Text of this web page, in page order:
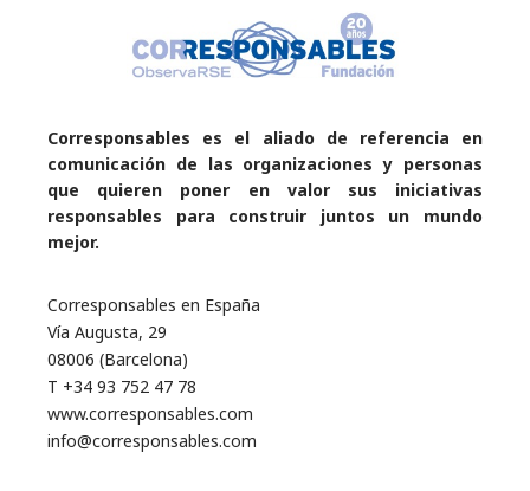
Corresponsables es el aliado de referencia en
comunicación de las organizaciones y personas
que quieren poner en valor sus iniciativas
responsables para construir juntos un mundo
mejor.
Corresponsables en España
Vía Augusta, 29
08006 (Barcelona)
T +34 93 752 47 78
www.corresponsables.com
info@corresponsables.com